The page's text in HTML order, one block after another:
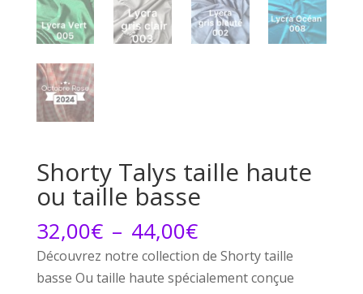
Shorty Talys taille haute
ou taille basse
32,00€ – 44,00€Plage
de
prix :
Découvrez notre collection de Shorty taille
basse Ou taille haute spécialement conçue